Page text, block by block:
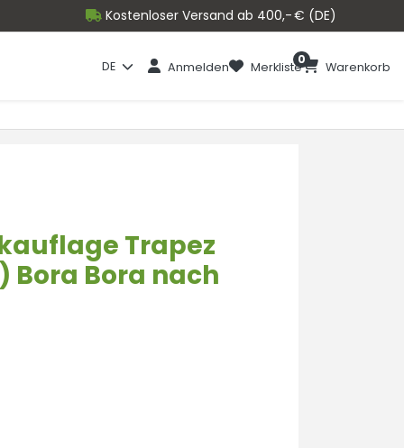
Kostenloser Versand ab 400,- € (DE)
DE Anmelden Merkliste Warenkorb
0
Trapez
Bora Bora nach